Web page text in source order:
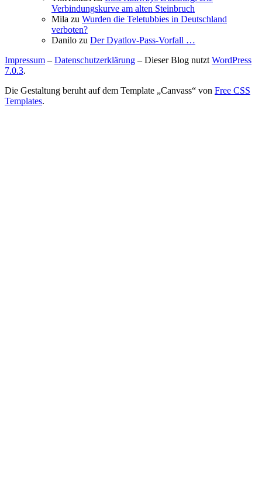
Verbindungskurve am alten Steinbruch
Mila zu Wurden die Teletubbies in Deutschland
verboten?
Danilo zu Der Dyatlov-Pass-Vorfall …
Impressum – Datenschutzerklärung – Dieser Blog nutzt WordPress
7.0.3.
Die Gestaltung beruht auf dem Template „Canvass“ von Free CSS
Templates.